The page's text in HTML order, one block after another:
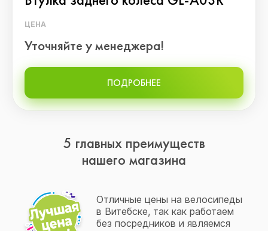
ЦЕНА
Уточняйте у менеджера!
ПОДРОБНЕЕ
5 главных преимуществ
нашего магазина
Отличные цены на велосипеды
в Витебске, так как работаем
без посредников и являемся